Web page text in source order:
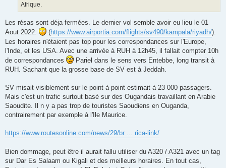
Afrique.
Les résas sont déja fermées. Le dernier vol semble avoir eu lieu le 01
Aout 2022.
(https://www.airportia.com/flights/sv490/kampala/riyadh/).
Les horaires n'étaient pas top pour les correspondances sur l'Europe,
l'Inde, et les USA. Avec une arrivée à RUH à 12h45, il fallait compter 10h
de correspondances
Pariel dans le sens vers Entebbe, long transit à
RUH. Sachant que la grosse base de SV est à Jeddah.
SV misait visiblement sur le point à point estimait à 23 000 passagers.
Mais c'est un trafic surtout basé sur des Ougandais travaillant en Arabie
Saoudite. Il n y a pas trop de touristes Saoudiens en Ouganda,
contrairement par exemple à l'Ile Maurice.
https://www.routesonline.com/news/29/br ... rica-link/
Bien dommage, peut être il aurait fallu utiliser du A320 / A321 avec un tag
sur Dar Es Salaam ou Kigali et des meilleurs horaires. En tout cas,